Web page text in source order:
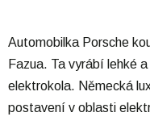
Automobilka Porsche
Fazua. Ta vyrábí lehké
elektrokola. Německá
postavení v oblasti